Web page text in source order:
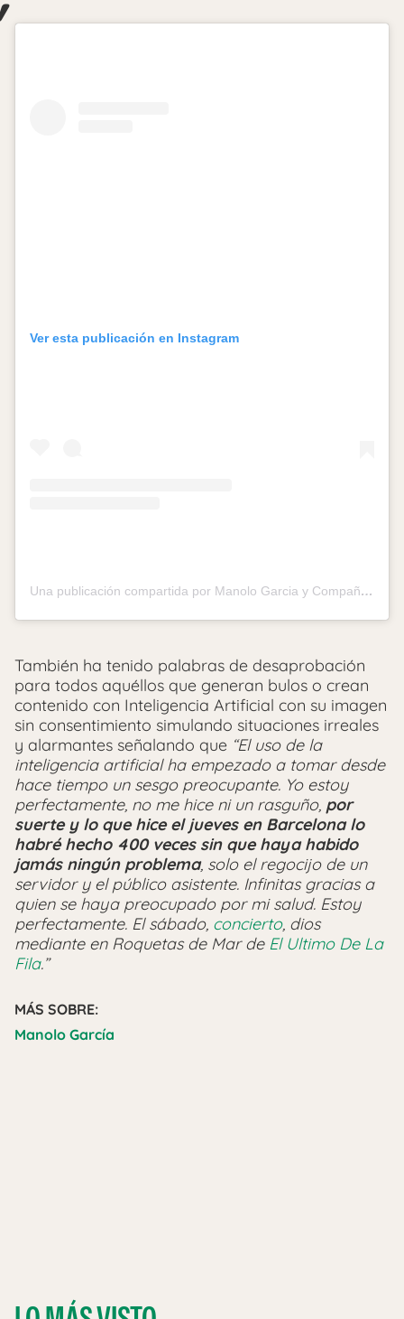
Ver esta publicación en Instagram
Una publicación compartida por Manolo Garcia y Compañía (@manologarciaycia)
También ha tenido palabras de desaprobación
para todos aquéllos que generan bulos o crean
contenido con Inteligencia Artificial con su imagen
sin consentimiento simulando situaciones irreales
y alarmantes señalando que “El uso de la
inteligencia artificial ha empezado a tomar desde
hace tiempo un sesgo preocupante. Yo estoy
perfectamente, no me hice ni un rasguño, por
suerte y lo que hice el jueves en Barcelona lo
habré hecho 400 veces sin que haya habido
jamás ningún problema, solo el regocijo de un
servidor y el público asistente. Infinitas gracias a
quien se haya preocupado por mi salud. Estoy
perfectamente. El sábado, concierto, dios
mediante en Roquetas de Mar deEl Ultimo De La
Fila.”
MÁS SOBRE:
Manolo García